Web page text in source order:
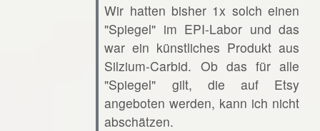
Wir hatten bisher 1x solch einen
"Spiegel" im EPI-Labor und das
war ein künstliches Produkt aus
Silzium-Carbid. Ob das für alle
"Spiegel" gilt, die auf Etsy
angeboten werden, kann ich nicht
abschätzen.